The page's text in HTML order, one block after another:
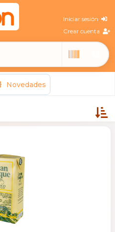
Iniciar sesión
Crear cuenta
Novedades